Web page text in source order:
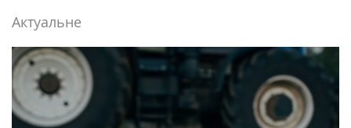
Актуальне